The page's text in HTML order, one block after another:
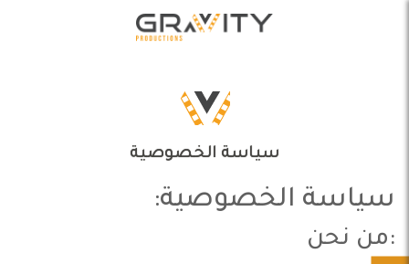
العملاء
الخدمات
سياسة الخصوصية
سياسة الخصوصية:
:من نحن